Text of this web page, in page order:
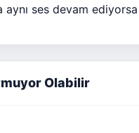
ses devam
Olabilir